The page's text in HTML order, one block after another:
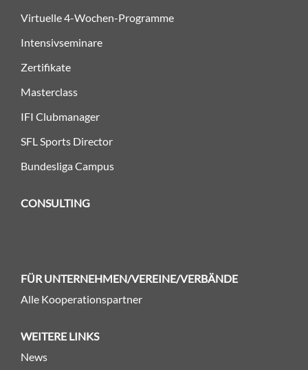
Virtuelle 4-Wochen-Programme
Intensivseminare
Zertifikate
Masterclass
IFI Clubmanager
SFL Sports Director
Bundesliga Campus
CONSULTING
FÜR UNTERNEHMEN/VEREINE/VERBÄNDE
Alle Kooperationspartner
WEITERE LINKS
News